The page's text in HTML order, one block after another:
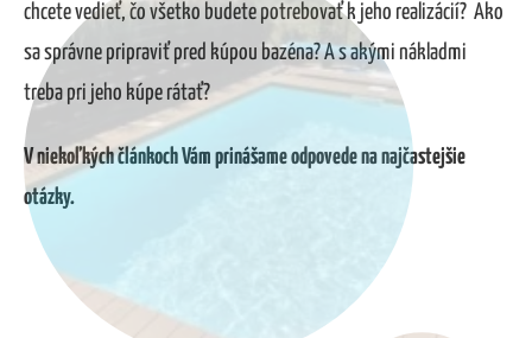
chcete vedieť, čo všetko budete potrebovať k jeho realizácií? Ako
sa správne pripraviť pred kúpou bazéna? A s akými nákladmi
treba pri jeho kúpe rátať?
V niekoľkých článkoch Vám prinášame odpovede na najčastejšie
otázky.